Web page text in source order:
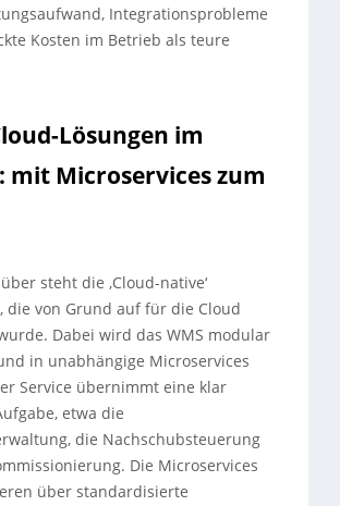
Integrationsprobleme
Kosten im Betrieb als teure
Lösungen im
mit Microservices zum
steht die ‚Cloud-native‘
die von Grund auf für die Cloud
Dabei wird das WMS modular
in unabhängige Microservices
Service übernimmt eine klar
etwa die
die Nachschubsteuerung
Die Microservices
über standardisierte